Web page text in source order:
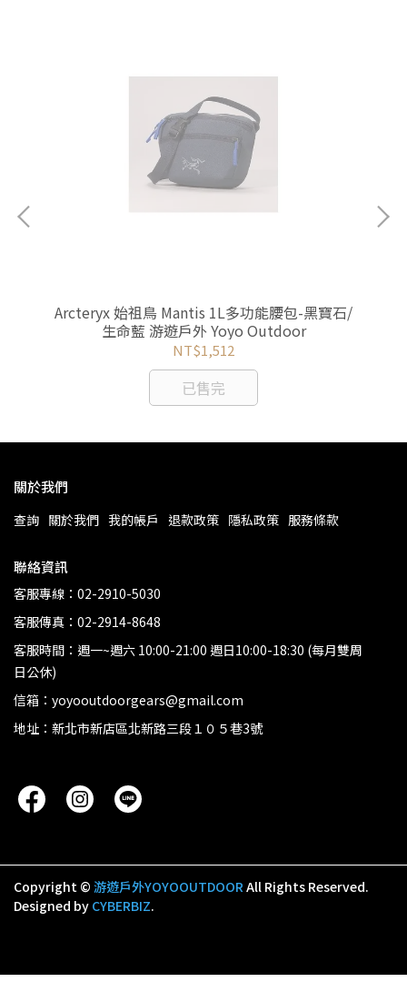
Arcteryx 始祖鳥 Mantis 1L多功能腰包-黑寶石/
生命藍 游遊戶外 Yoyo Outdoor
NT$1,512
已售完
關於我們
查詢 關於我們 我的帳戶 退款政策 隱私政策 服務條款
聯絡資訊
客服專線：02-2910-5030
客服傳真：02-2914-8648
客服時間：週一~週六 10:00-21:00 週日10:00-18:30 (每月雙周
日公休)
信箱：yoyooutdoorgears@gmail.com
地址：新北市新店區北新路三段１０５巷3號
Copyright © 游遊戶外YOYOOUTDOORAll Rights Reserved.
Designed by CYBERBIZ.